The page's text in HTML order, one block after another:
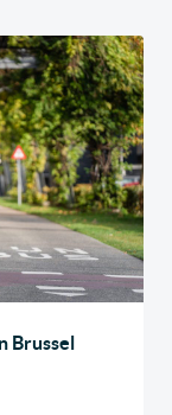
Brussel